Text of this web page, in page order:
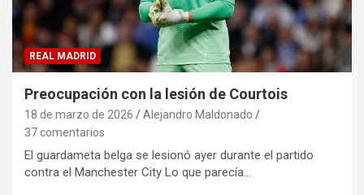
REAL MADRID
Preocupación con la lesión de Courtois
18 de marzo de 2026
Alejandro Maldonado
37 comentarios
El guardameta belga se lesionó ayer durante el partido
contra el Manchester City Lo que parecía…